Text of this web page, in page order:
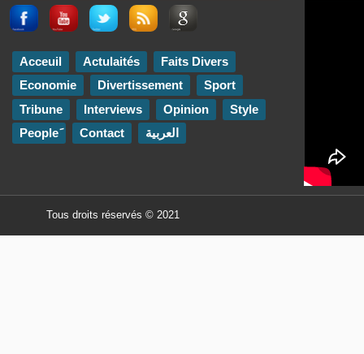
Acceuil Actulaités
Faits Divers
Economie
Divertissement
Sport
Tribune
Interviews Opinion
Style
Contact العربية
Tous droits réservés © 2021